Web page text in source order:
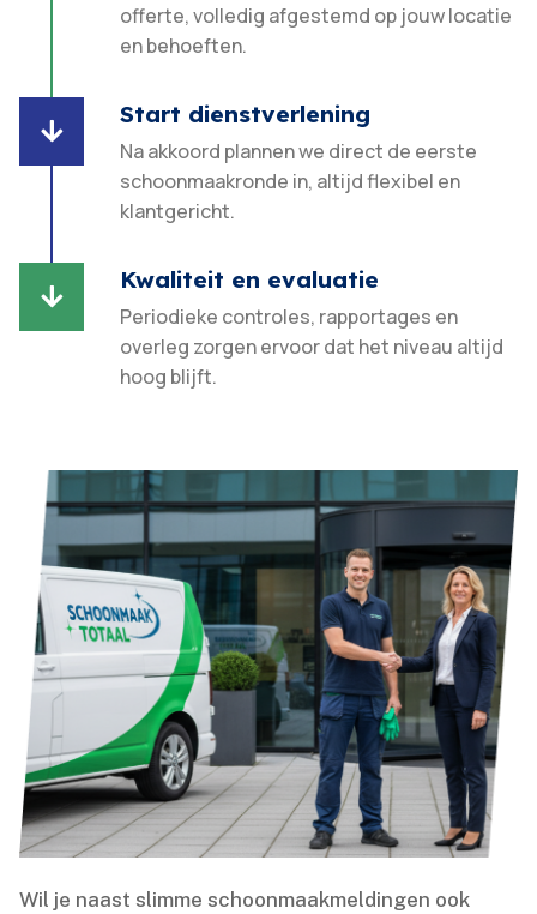
offerte, volledig afgestemd op jouw locatie
en behoeften.​

Start dienstverlening
Na akkoord plannen we direct de eerste
schoonmaakronde in, altijd flexibel en
klantgericht.​

Kwaliteit en evaluatie
Periodieke controles, rapportages en
overleg zorgen ervoor dat het niveau altijd
hoog blijft.​
Wil je naast slimme schoonmaakmeldingen ook